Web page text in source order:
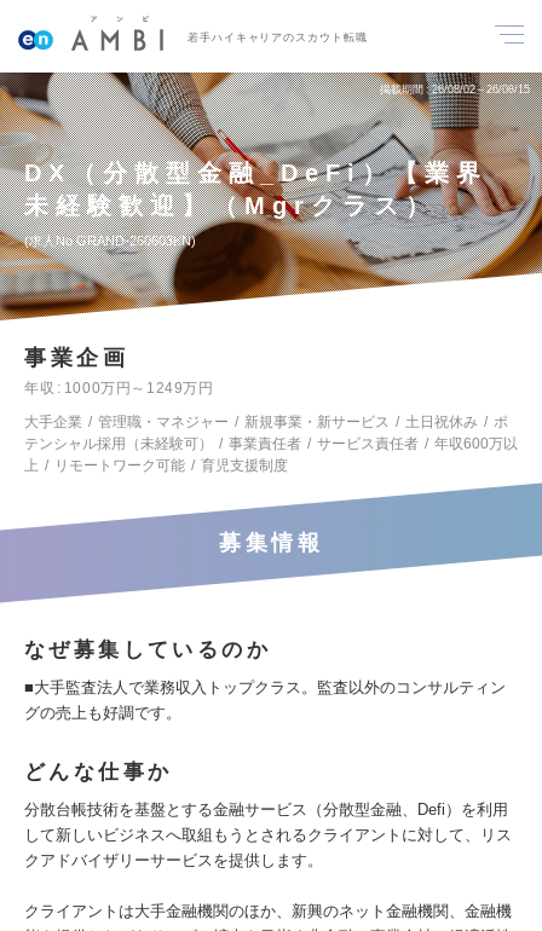
若手ハイキャリアのスカウト転職
掲載期間 26/08/02～26/08/15
DX（分散型金融_DeFi）【業界
未経験歓迎】（Mgrクラス）
求人No.GRAND-260603KN
事業企画
年収
1000万円～1249万円
大手企業
管理職・マネジャー 新規事業・新サービス 土日祝休み
ポ
テンシャル採用（未経験可）
事業責任者 サービス責任者
年収600万以
上
リモートワーク可能 育児支援制度
募集情報
なぜ募集しているのか
■大手監査法人で業務収入トップクラス。監査以外のコンサルティン
グの売上も好調です。
どんな仕事か
分散台帳技術を基盤とする金融サービス（分散型金融、Defi）を利用
して新しいビジネスへ取組もうとされるクライアントに対して、リス
クアドバイザリーサービスを提供します。
クライアントは大手金融機関のほか、新興のネット金融機関、金融機